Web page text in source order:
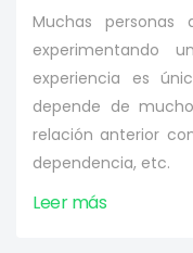
Muchas
experimentando
experiencia es
depende de
relación anterior
dependencia, etc.
Leer más